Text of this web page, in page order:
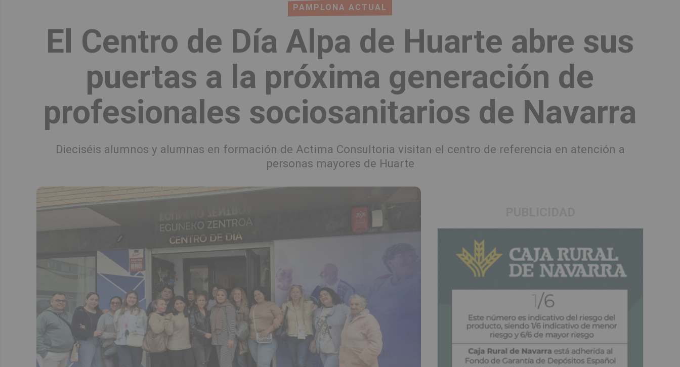
PAMPLONA ACTUAL
El Centro de Día Alpa de Huarte abre sus
puertas a la próxima generación de
profesionales sociosanitarios de Navarra
Dieciséis alumnos y alumnas en formación de Actima Consultoria visitan el centro de referencia en atención a
personas mayores de Huarte